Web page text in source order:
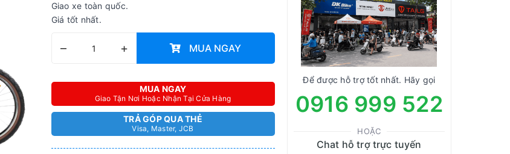
Giao xe toàn quốc.
Giá tốt nhất.
– + MUA NGAY
MUA NGAY
Giao Tận Nơi Hoặc Nhận Tại Cửa Hàng
TRẢ GÓP QUA THẺ
Visa, Master, JCB
Để được hỗ trợ tốt nhất. Hãy gọi
0916 999 522
HOẶC
Chat hỗ trợ trực tuyến